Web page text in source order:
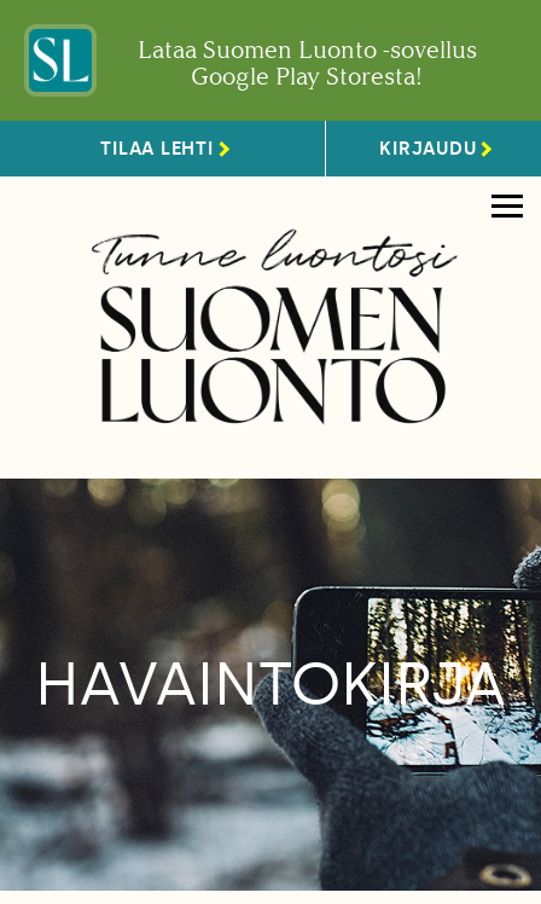
Lataa Suomen Luonto -sovellus
Google Play Storesta!
TILAA LEHTI KIRJAUDU
HAVAINTOKIRJA